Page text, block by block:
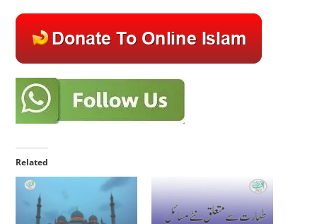
Related